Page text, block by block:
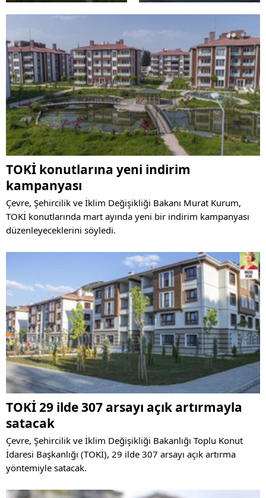
TOKİ konutlarına yeni indirim
kampanyası
Çevre, Şehircilik ve İklim Değişikliği Bakanı Murat Kurum,
TOKİ konutlarında mart ayında yeni bir indirim kampanyası
düzenleyeceklerini söyledi.
TOKİ 29 ilde 307 arsayı açık artırmayla
satacak
Çevre, Şehircilik ve İklim Değişikliği Bakanlığı Toplu Konut
İdaresi Başkanlığı (TOKİ), 29 ilde 307 arsayı açık artırma
yöntemiyle satacak.